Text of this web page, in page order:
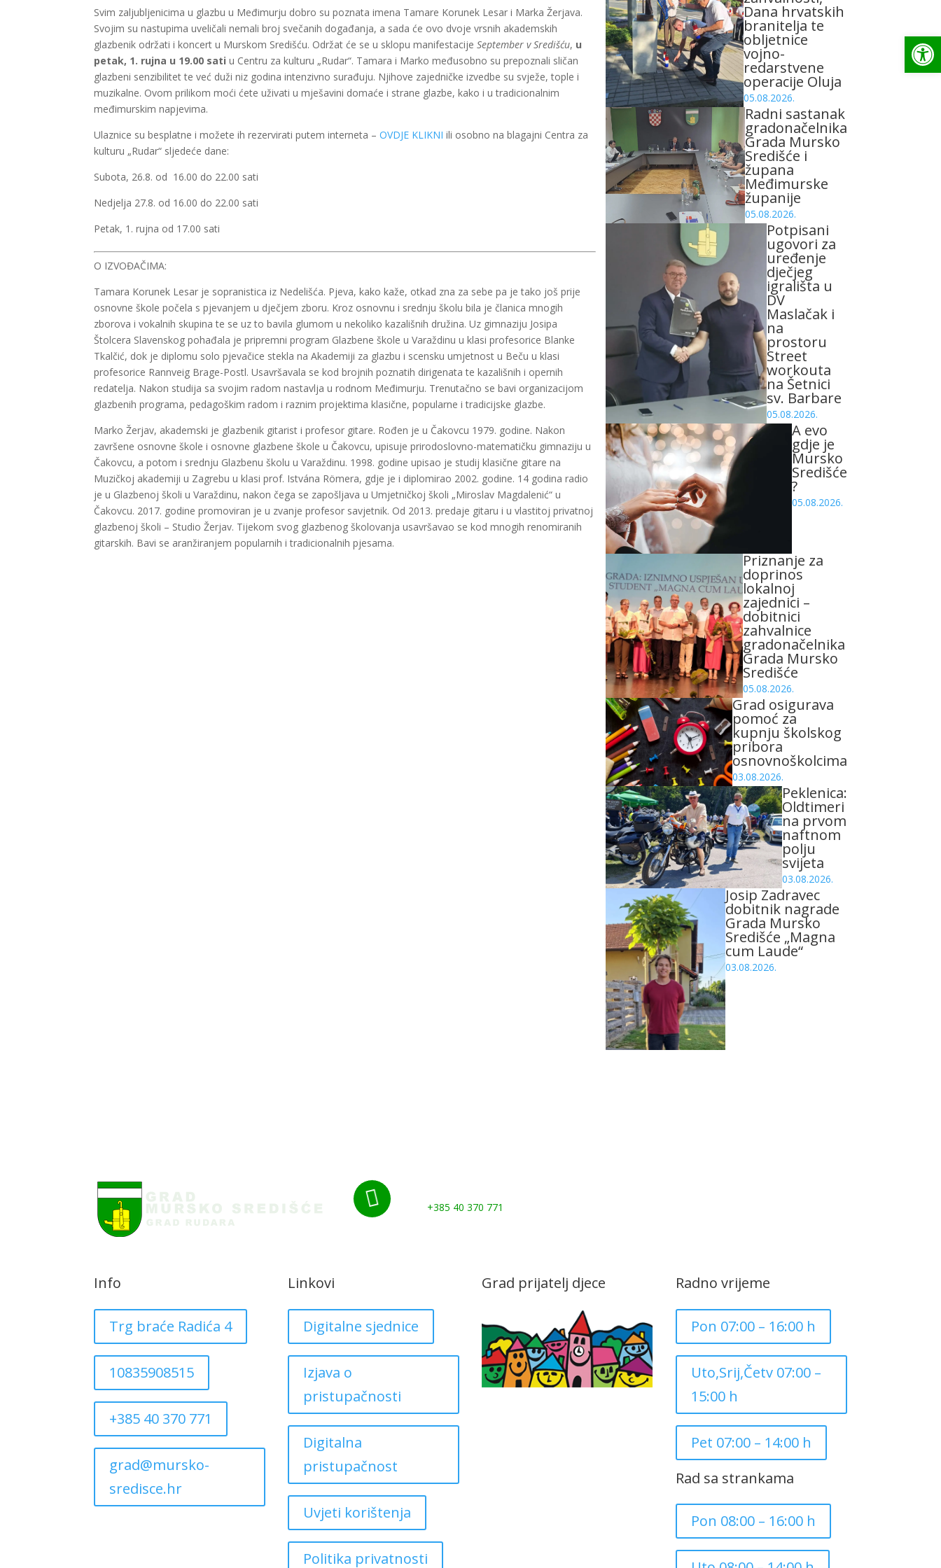
Svim zaljubljenicima u glazbu u Međimurju dobro su poznata imena Tamare Korunek Lesar i Marka Žerjava.
Svojim su nastupima uveličali nemali broj svečanih događanja, a sada će ovo dvoje vrsnih akademskih
glazbenik održati i koncert u Murskom Središću. Održat će se u sklopu manifestacijeSeptember v Središću, u
petak, 1. rujna u 19.00 sati u Centru za kulturu „Rudar“. Tamara i Marko međusobno su prepoznali sličan
glazbeni senzibilitet te već duži niz godina intenzivno surađuju. Njihove zajedničke izvedbe su svježe, tople i
muzikalne. Ovom prilikom moći ćete uživati u mješavini domaće i strane glazbe, kako i u tradicionalnim
međimurskim napjevima.
Ulaznice su besplatne i možete ih rezervirati putem interneta –OVDJE KLIKNI ili osobno na blagajni Centra za
kulturu „Rudar“ sljedeće dane:
Subota, 26.8. od 16.00 do 22.00 sati
Nedjelja 27.8. od 16.00 do 22.00 sati
Petak, 1. rujna od 17.00 sati
O IZVOĐAČIMA:
Tamara Korunek Lesar je sopranistica iz Nedelišća. Pjeva, kako kaže, otkad zna za sebe pa je tako još prije
osnovne škole počela s pjevanjem u dječjem zboru. Kroz osnovnu i srednju školu bila je članica mnogih
zborova i vokalnih skupina te se uz to bavila glumom u nekoliko kazališnih družina. Uz gimnaziju Josipa
Štolcera Slavenskog pohađala je pripremni program Glazbene škole u Varaždinu u klasi profesorice Blanke
Tkalčić, dok je diplomu solo pjevačice stekla na Akademiji za glazbu i scensku umjetnost u Beču u klasi
profesorice Rannveig Brage-Postl. Usavršavala se kod brojnih poznatih dirigenata te kazališnih i opernih
redatelja. Nakon studija sa svojim radom nastavlja u rodnom Međimurju. Trenutačno se bavi organizacijom
glazbenih programa, pedagoškim radom i raznim projektima klasične, popularne i tradicijske glazbe.
Marko Žerjav, akademski je glazbenik gitarist i profesor gitare. Rođen je u Čakovcu 1979. godine. Nakon
završene osnovne škole i osnovne glazbene škole u Čakovcu, upisuje prirodoslovno-matematičku gimnaziju u
Čakovcu, a potom i srednju Glazbenu školu u Varaždinu. 1998. godine upisao je studij klasične gitare na
Muzičkoj akademiji u Zagrebu u klasi prof. Istvána Römera, gdje je i diplomirao 2002. godine. 14 godina radio
je u Glazbenoj školi u Varaždinu, nakon čega se zapošljava u Umjetničkoj školi „Miroslav Magdalenić“ u
Čakovcu. 2017. godine promoviran je u zvanje profesor savjetnik. Od 2013. predaje gitaru i u vlastitoj privatnoj
glazbenoj školi – Studio Žerjav. Tijekom svog glazbenog školovanja usavršavao se kod mnogih renomiranih
gitarskih. Bavi se aranžiranjem popularnih i tradicionalnih pjesama.
Dana hrvatskih
branitelja te
obljetnice
vojno-
redarstvene
operacije Oluja
05.08.2026.
Radni sastanak
gradonačelnika
Grada Mursko
Središće i
župana
Međimurske
županije
05.08.2026.
Potpisani
ugovori za
uređenje
dječjeg
igrališta u
DV
Maslačak i
na
prostoru
Street
workouta
na Šetnici
sv. Barbare
05.08.2026.
A evo
gdje je
Mursko
Središće
?
05.08.2026.
Priznanje za
doprinos
lokalnoj
zajednici –
dobitnici
zahvalnice
gradonačelnika
Grada Mursko
Središće
05.08.2026.
Grad osigurava
pomoć za
kupnju školskog
pribora
osnovnoškolcima
03.08.2026.
Peklenica:
Oldtimeri
na prvom
naftnom
polju
svijeta
03.08.2026.
Josip Zadravec
dobitnik nagrade
Grada Mursko
Središće „Magna
cum Laude“
03.08.2026.
 +385 40 370 771
Info
Trg braće Radića 4
10835908515
+385 40 370 771
grad@mursko-
sredisce.hr
Linkovi
Digitalne sjednice
Izjava o
pristupačnosti
Digitalna
pristupačnost
Uvjeti korištenja
Politika privatnosti
Grad prijatelj djece Radno vrijeme
Pon 07:00 – 16:00 h
Uto,Srij,Četv 07:00 –
15:00 h
Pet 07:00 – 14:00 h
Rad sa strankama
Pon 08:00 – 16:00 h